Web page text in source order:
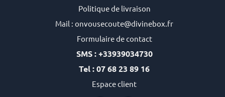
Politique de livraison
Mail : onvousecoute@divinebox.fr
Formulaire de contact
SMS : +33939034730
Tel : 07 68 23 89 16
Espace client